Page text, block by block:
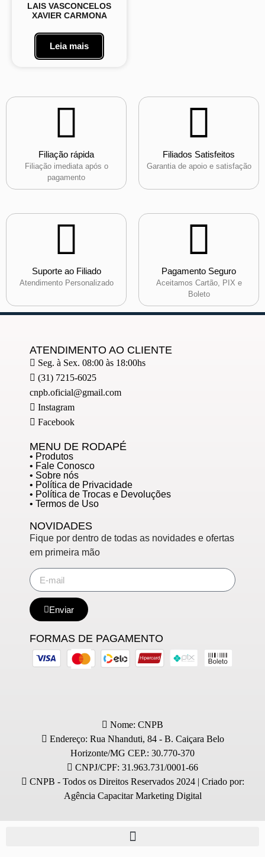
LAIS VASCONCELOS
XAVIER CARMONA
Leia mais
Filiação rápida
Filiação imediata após o
pagamento
Filiados Satisfeitos
Garantia de apoio e satisfação
Suporte ao Filiado
Atendimento Personalizado
Pagamento Seguro
Aceitamos Cartão, PIX e
Boleto
ATENDIMENTO AO CLIENTE
Seg. à Sex. 08:00 às 18:00hs
(31) 7215-6025
cnpb.oficial@gmail.com
Instagram
Facebook
MENU DE RODAPÉ
• Produtos
• Fale Conosco
• Sobre nós
• Política de Privacidade
• Política de Trocas e Devoluções
• Termos de Uso
NOVIDADES
Fique por dentro de todas as novidades e ofertas
em primeira mão
Enviar
FORMAS DE PAGAMENTO
Nome: CNPB
Endereço: Rua Nhanduti, 84 - B. Caiçara Belo
Horizonte/MG CEP.: 30.770-370
CNPJ/CPF: 31.963.731/0001-66
CNPB - Todos os Direitos Reservados 2024 | Criado por:
Agência Capacitar Marketing Digital